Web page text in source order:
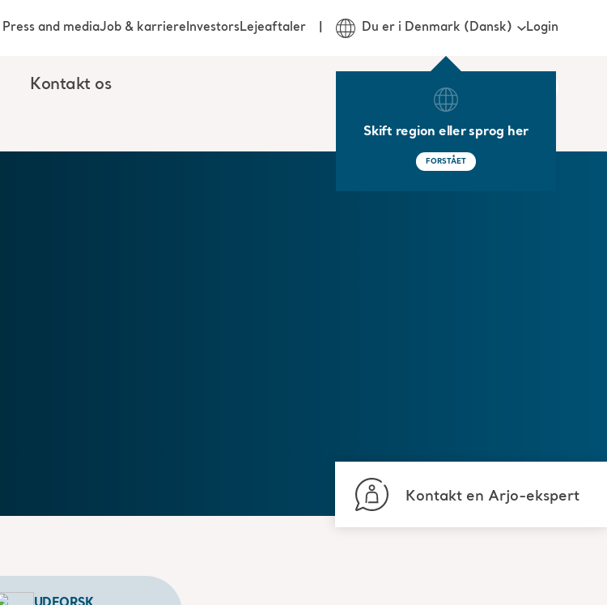
Kontakt os
Press and mediaJob & karriereInvestorsLejeaftaler Du er i Denmark (Dansk)
Skift region eller sprog her
FORSTÅET
Login
Kontakt en Arjo-ekspert